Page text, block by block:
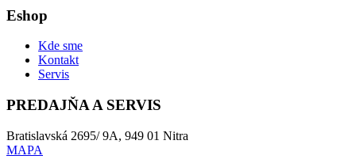
Eshop
Kde sme
Kontakt
Servis
PREDAJŇA A SERVIS
Bratislavská 2695/ 9A, 949 01 Nitra
MAPA